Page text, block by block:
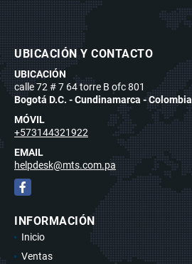
UBICACIÓN Y CONTACTO
UBICACIÓN
calle 72 # 7 64 torre B ofc 801
Bogotá D.C. - Cundinamarca - Colombia
MÓVIL
+573144321922
EMAIL
helpdesk@mts.com.pa
Facebook
INFORMACIÓN
Inicio
Ventas